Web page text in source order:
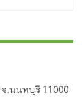
.นนทบุรี 11000